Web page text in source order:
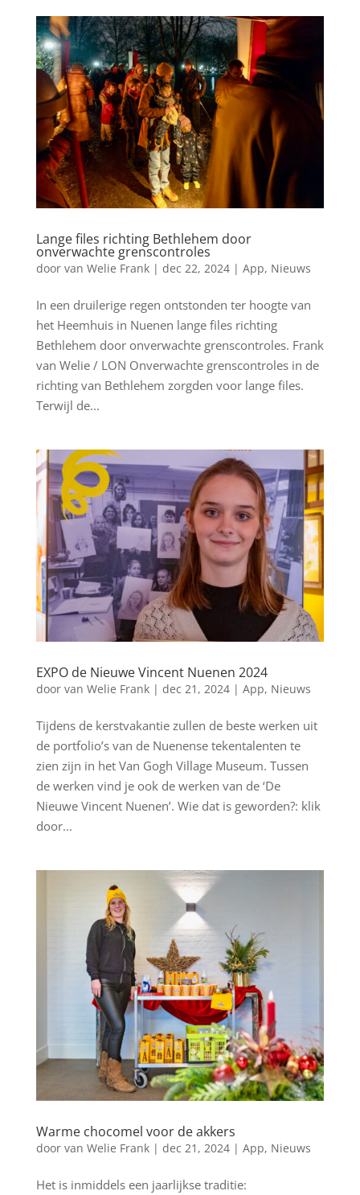
Lange files richting Bethlehem door
onverwachte grenscontroles
door van Welie Frank| dec 22, 2024| App, Nieuws
In een druilerige regen ontstonden ter hoogte van
het Heemhuis in Nuenen lange files richting
Bethlehem door onverwachte grenscontroles. Frank
van Welie / LON Onverwachte grenscontroles in de
richting van Bethlehem zorgden voor lange files.
Terwijl de...
EXPO de Nieuwe Vincent Nuenen 2024
door van Welie Frank| dec 21, 2024| App, Nieuws
Tijdens de kerstvakantie zullen de beste werken uit
de portfolio’s van de Nuenense tekentalenten te
zien zijn in het Van Gogh Village Museum. Tussen
de werken vind je ook de werken van de ‘De
Nieuwe Vincent Nuenen’. Wie dat is geworden?: klik
door...
Warme chocomel voor de akkers
door van Welie Frank| dec 21, 2024| App, Nieuws
Het is inmiddels een jaarlijkse traditie: